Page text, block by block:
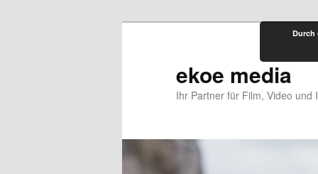
ekoe media
Ihr Partner für Film, Video und
Durch